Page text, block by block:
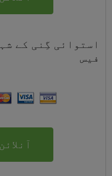
استوائی گِنی کے
فیس